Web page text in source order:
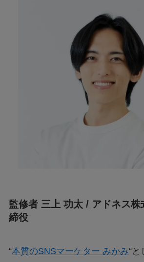
監修者 三上 功太 / アドネス株
締役
“本質のSNSマーケター みかみ“と